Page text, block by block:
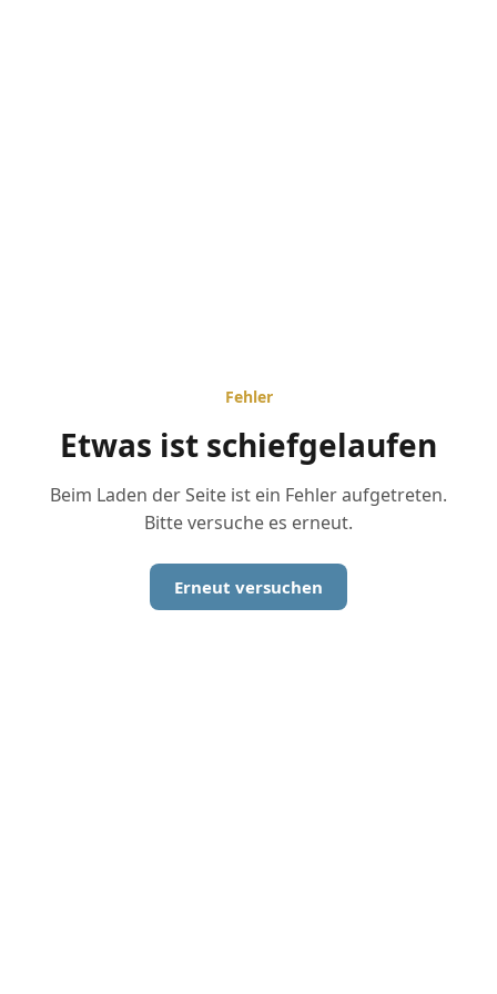
Fehler
Etwas ist schiefgelaufen
Beim Laden der Seite ist ein Fehler aufgetreten.
Bitte versuche es erneut.
Erneut versuchen